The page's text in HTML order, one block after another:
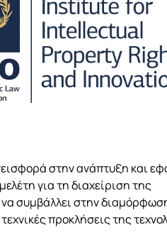
στην ανάπτυξη και
για τη διαχείριση της
να συμβάλλει στην
προκλήσεις της